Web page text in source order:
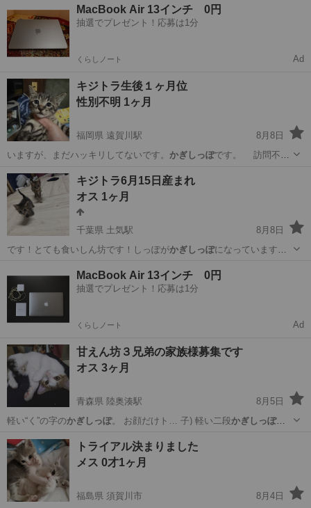
MacBook Air 13インチ 0円
抽選でプレゼント！応募は1分
くらしノート Ad
キジトラ生後１ヶ月位
性別不明 1ヶ月
福岡県 遠賀川駅
8月8日
いますが、まだハッキリしてないです。 かぎしっぽです。 訪問不可
福岡 遠賀郡 猫 キジトラ
キジトラ6月15日産まれ
オス 1ヶ月
千葉県 土気駅
8月8日
です！とても食いしん坊です！しっぽがかぎしっぽになっています。
MacBook Air 13インチ 0円
抽選でプレゼント！応募は1分
くらしノート Ad
甘えん坊３兄弟の家族様募集です
オス 3ヶ月
青森県 陸奥湊駅
8月5日
軽い“く”の字のかぎしっぽ。 お顔だけト… 子) 軽い二段かぎしっぽ。
青森 八戸市 陸奥湊駅 兄弟
トライアル決まりました
メス 0才1ヶ月
福島県 須賀川市
8月4日